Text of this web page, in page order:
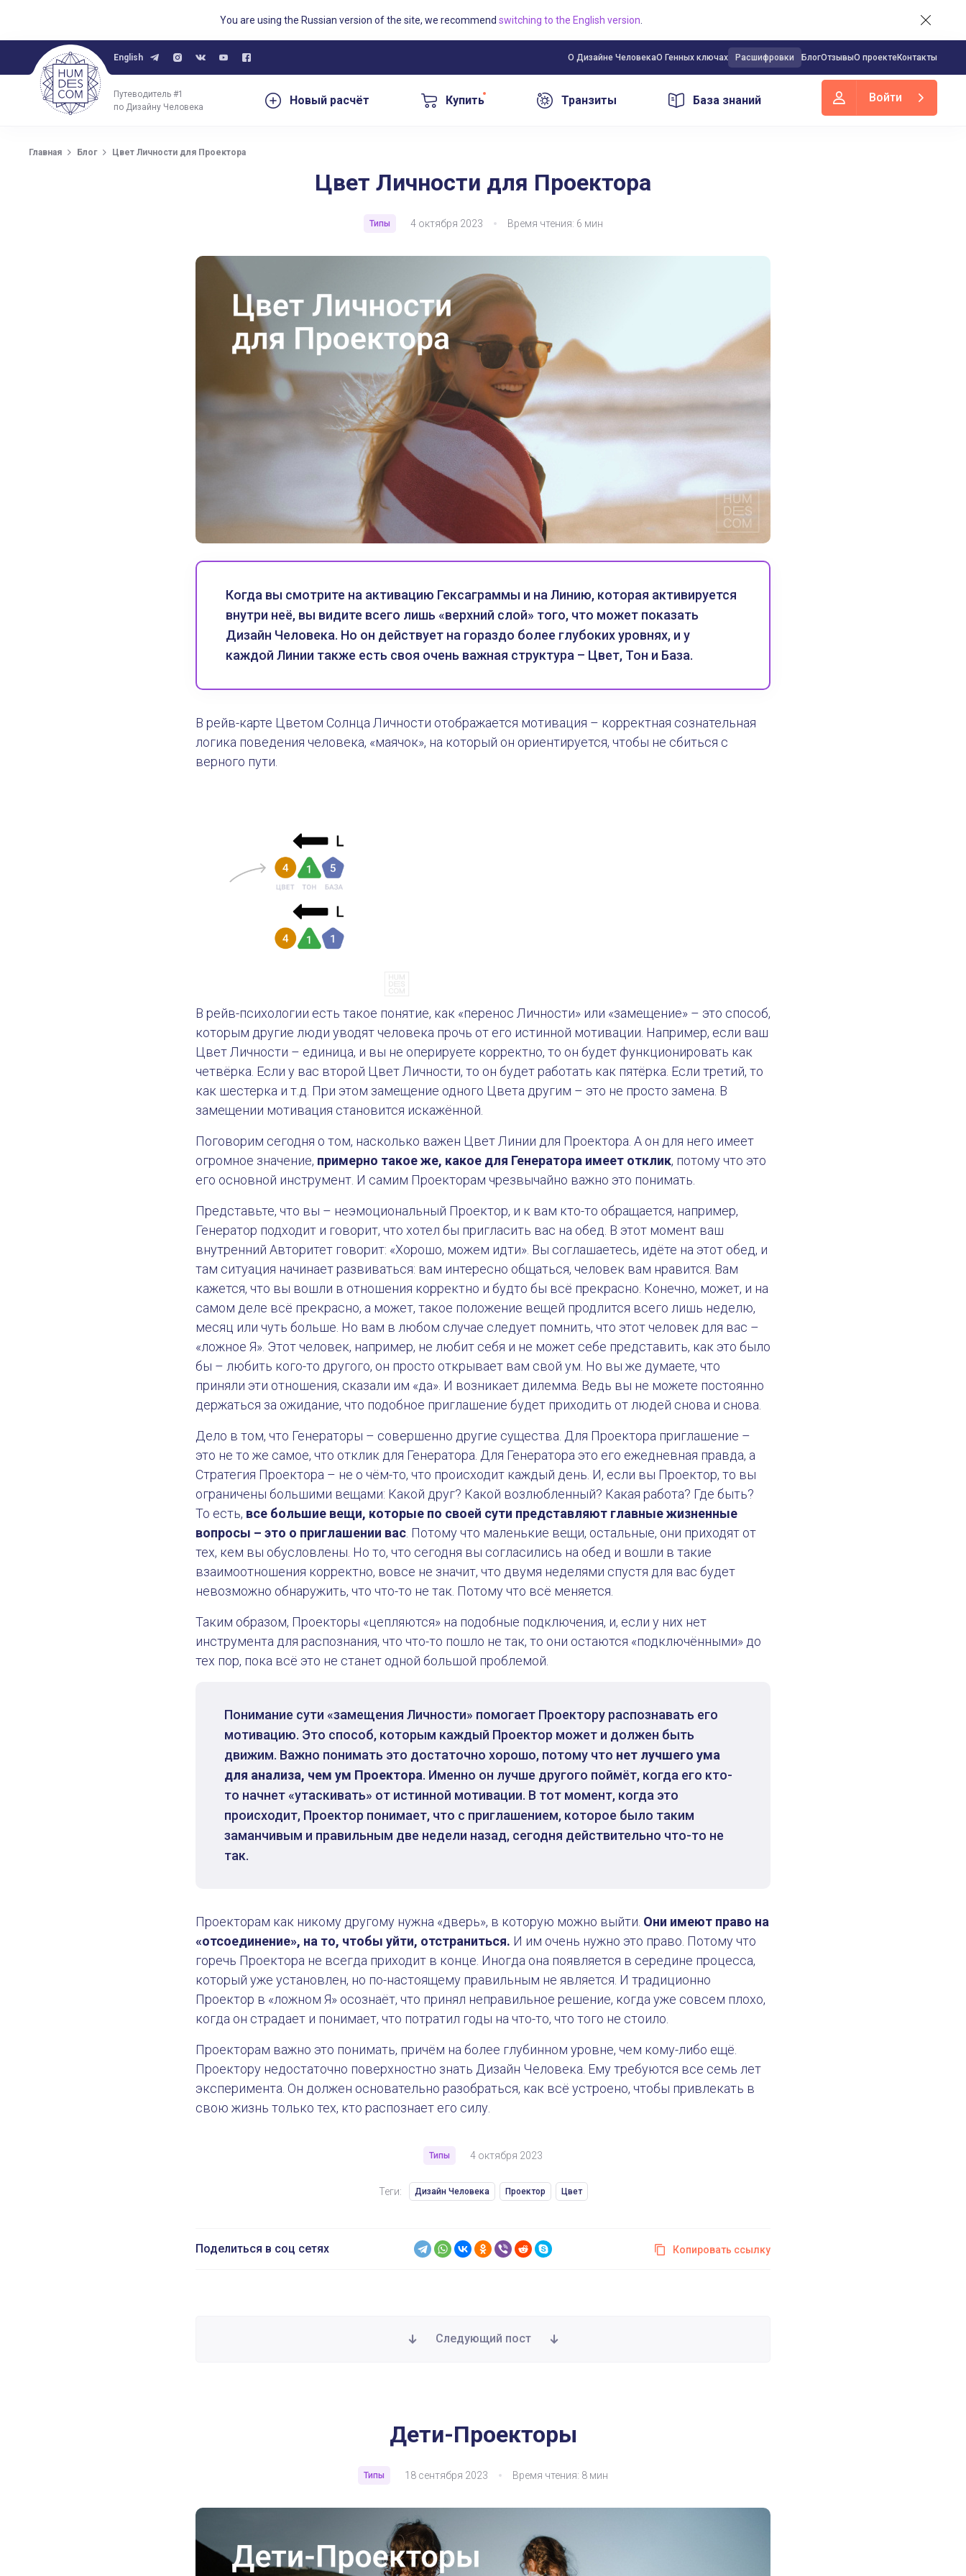
You are using the Russian version of the site, we recommend switching to the English version
English О Дизайне ЧеловекаО Генных ключах Расшифровки БлогОтзывыО проектеКонтакты
Путеводитель #1
по Дизайну Человека
Новый расчёт Купить Транзиты База знаний Войти
Главная Блог Цвет Личности для Проектора
Цвет Личности для Проектора
Типы 4 октября 2023 Время чтения: 6 мин
Когда вы смотрите на активацию Гексаграммы и на Линию, которая активируется
внутри неё, вы видите всего лишь «верхний слой» того, что может показать
Дизайн Человека. Но он действует на гораздо более глубоких уровнях, и у
каждой Линии также есть своя очень важная структура – Цвет, Тон и База.
В рейв-карте Цветом Солнца Личности отображается мотивация – корректная сознательная
логика поведения человека, «маячок», на который он ориентируется, чтобы не сбиться с
верного пути.
В рейв-психологии есть такое понятие, как «перенос Личности» или «замещение» – это способ,
которым другие люди уводят человека прочь от его истинной мотивации. Например, если ваш
Цвет Личности – единица, и вы не оперируете корректно, то он будет функционировать как
четвёрка. Если у вас второй Цвет Личности, то он будет работать как пятёрка. Если третий, то
как шестерка и т.д. При этом замещение одного Цвета другим – это не просто замена. В
замещении мотивация становится искажённой.
Поговорим сегодня о том, насколько важен Цвет Линии для Проектора. А он для него имеет
огромное значение, примерно такое же, какое для Генератора имеет отклик, потому что это
его основной инструмент. И самим Проекторам чрезвычайно важно это понимать.
Представьте, что вы – неэмоциональный Проектор, и к вам кто-то обращается, например,
Генератор подходит и говорит, что хотел бы пригласить вас на обед. В этот момент ваш
внутренний Авторитет говорит: «Хорошо, можем идти». Вы соглашаетесь, идёте на этот обед, и
там ситуация начинает развиваться: вам интересно общаться, человек вам нравится. Вам
кажется, что вы вошли в отношения корректно и будто бы всё прекрасно. Конечно, может, и на
самом деле всё прекрасно, а может, такое положение вещей продлится всего лишь неделю,
месяц или чуть больше. Но вам в любом случае следует помнить, что этот человек для вас –
«ложное Я». Этот человек, например, не любит себя и не может себе представить, как это было
бы – любить кого-то другого, он просто открывает вам свой ум. Но вы же думаете, что
приняли эти отношения, сказали им «да». И возникает дилемма. Ведь вы не можете постоянно
держаться за ожидание, что подобное приглашение будет приходить от людей снова и снова.
Дело в том, что Генераторы – совершенно другие существа. Для Проектора приглашение –
это не то же самое, что отклик для Генератора. Для Генератора это его ежедневная правда, а
Стратегия Проектора – не о чём-то, что происходит каждый день. И, если вы Проектор, то вы
ограничены большими вещами: Какой друг? Какой возлюбленный? Какая работа? Где быть?
То есть, все большие вещи, которые по своей сути представляют главные жизненные
вопросы – это о приглашении вас . Потому что маленькие вещи, остальные, они приходят от
тех, кем вы обусловлены. Но то, что сегодня вы согласились на обед и вошли в такие
взаимоотношения корректно, вовсе не значит, что двумя неделями спустя для вас будет
невозможно обнаружить, что что-то не так. Потому что всё меняется.
Таким образом, Проекторы «цепляются» на подобные подключения, и, если у них нет
инструмента для распознания, что что-то пошло не так, то они остаются «подключёнными» до
тех пор, пока всё это не станет одной большой проблемой.
Понимание сути «замещения Личности» помогает Проектору распознавать его
мотивацию. Это способ, которым каждый Проектор может и должен быть
движим. Важно понимать это достаточно хорошо, потому что нет лучшего ума
для анализа, чем ум Проектора. Именно он лучше другого поймёт, когда его кто-
то начнет «утаскивать» от истинной мотивации. В тот момент, когда это
происходит, Проектор понимает, что с приглашением, которое было таким
заманчивым и правильным две недели назад, сегодня действительно что-то не
так.
Проекторам как никому другому нужна «дверь», в которую можно выйти. Они имеют право на
«отсоединение», на то, чтобы уйти, отстраниться. И им очень нужно это право. Потому что
горечь Проектора не всегда приходит в конце. Иногда она появляется в середине процесса,
который уже установлен, но по-настоящему правильным не является. И традиционно
Проектор в «ложном Я» осознаёт, что принял неправильное решение, когда уже совсем плохо,
когда он страдает и понимает, что потратил годы на что-то, что того не стоило.
Проекторам важно это понимать, причём на более глубинном уровне, чем кому-либо ещё.
Проектору недостаточно поверхностно знать Дизайн Человека. Ему требуются все семь лет
эксперимента. Он должен основательно разобраться, как всё устроено, чтобы привлекать в
свою жизнь только тех, кто распознает его силу.
Типы 4 октября 2023
Теги: Дизайн Человека Проектор Цвет
Поделиться в соц сетях Копировать ссылку
Следующий пост
Дети-Проекторы
Типы 18 сентября 2023 Время чтения: 8 мин